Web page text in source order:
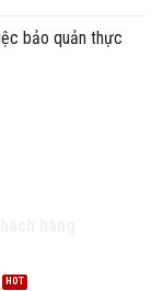
bảo quản thực